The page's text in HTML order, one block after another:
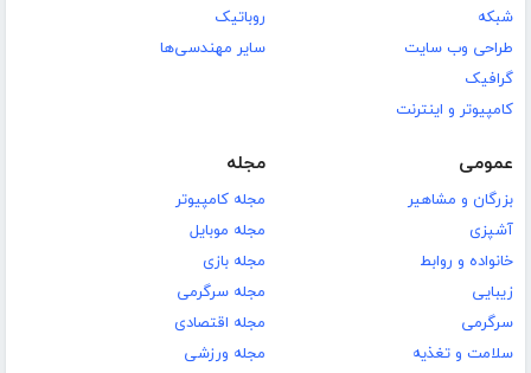
شبکه
طراحی وب سایت
گرافیک
کامپیوتر و اینترنت
روباتیک
سایر مهندسی‌ها
عمومی
بزرگان و مشاهیر
آشپزی
خانواده و روابط
زیبایی
سرگرمی
سلامت و تغذیه
مجله
مجله کامپیوتر
مجله موبایل
مجله بازی
مجله سرگرمی
مجله اقتصادی
مجله ورزشی